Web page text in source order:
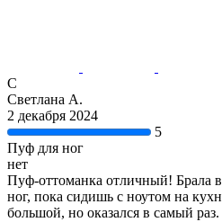
С
Светлана А.
2 декабря 2024
5
Пуф для ног
нет
Пуф-оттоманка отличный! Брала в
ног, пока сидишь с ноутом на
большой, но оказался в самый